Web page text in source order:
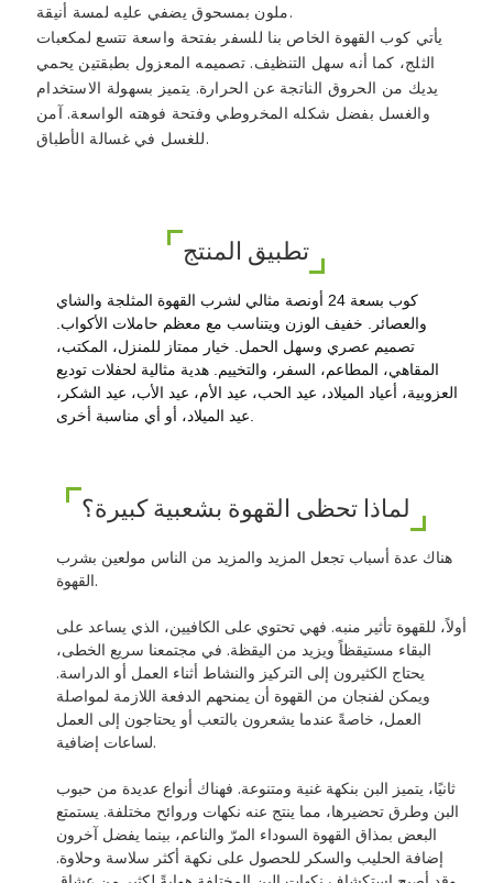
ملون بمسحوق يضفي عليه لمسة أنيقة.
يأتي كوب القهوة الخاص بنا للسفر بفتحة واسعة تتسع لمكعبات
الثلج، كما أنه سهل التنظيف. تصميمه المعزول بطبقتين يحمي
يديك من الحروق الناتجة عن الحرارة. يتميز بسهولة الاستخدام
والغسل بفضل شكله المخروطي وفتحة فوهته الواسعة. آمن
للغسل في غسالة الأطباق.
تطبيق المنتج
كوب بسعة 24 أونصة مثالي لشرب القهوة المثلجة والشاي
والعصائر. خفيف الوزن ويتناسب مع معظم حاملات الأكواب.
تصميم عصري وسهل الحمل. خيار ممتاز للمنزل، المكتب،
المقاهي، المطاعم، السفر، والتخييم. هدية مثالية لحفلات توديع
العزوبية، أعياد الميلاد، عيد الحب، عيد الأم، عيد الأب، عيد الشكر،
لماذا تحظى القهوة بشعبية كبيرة؟
هناك عدة أسباب تجعل المزيد والمزيد من الناس مولعين بشرب
القهوة.
أولاً، للقهوة تأثير منبه. فهي تحتوي على الكافيين، الذي يساعد على
البقاء مستيقظاً ويزيد من اليقظة. في مجتمعنا سريع الخطى،
يحتاج الكثيرون إلى التركيز والنشاط أثناء العمل أو الدراسة.
ويمكن لفنجان من القهوة أن يمنحهم الدفعة اللازمة لمواصلة
العمل، خاصةً عندما يشعرون بالتعب أو يحتاجون إلى العمل
لساعات إضافية.
ثانيًا، يتميز البن بنكهة غنية ومتنوعة. فهناك أنواع عديدة من حبوب
البن وطرق تحضيرها، مما ينتج عنه نكهات وروائح مختلفة. يستمتع
البعض بمذاق القهوة السوداء المرّ والناعم، بينما يفضل آخرون
إضافة الحليب والسكر للحصول على نكهة أكثر سلاسة وحلاوة.